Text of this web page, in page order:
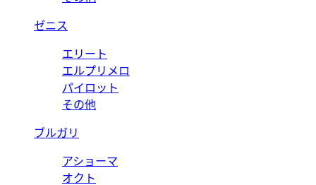
ゼニス
エリート
エルプリメロ
パイロット
その他
ブルガリ
アショーマ
オクト